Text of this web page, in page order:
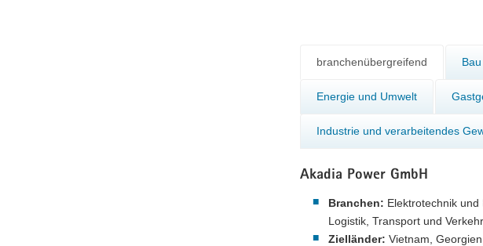
branchenübergreifend
Energie und Umwelt
Industrie und verarbeitendes
Akadia Power GmbH
Branchen: Elektrotechnik
Logistik, Transport und
Zielländer: Vietnam,